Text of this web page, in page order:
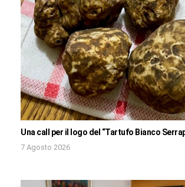
Una call per il logo del “Tartufo Bianco
7 Agosto 2026